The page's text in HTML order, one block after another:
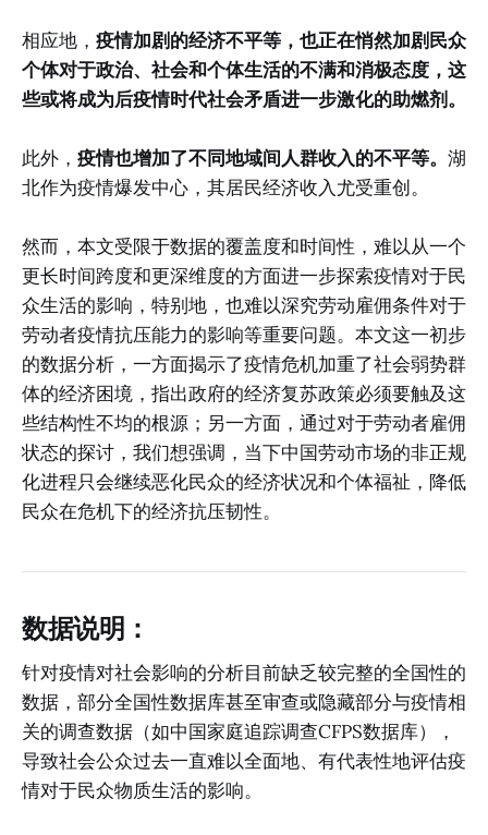
相应地， 疫情加剧的经济不平等，也正在悄然加剧民众
个体对于政治、社会和个体生活的不满和消极态度，这
些或将成为后疫情时代社会矛盾进一步激化的助燃剂。
此外， 疫情也增加了不同地域间人群收入的不平等。 湖
北作为疫情爆发中心，其居民经济收入尤受重创。
然而，本文受限于数据的覆盖度和时间性，难以从一个
更长时间跨度和更深维度的方面进一步探索疫情对于民
众生活的影响，特别地，也难以深究劳动雇佣条件对于
劳动者疫情抗压能力的影响等重要问题。本文这一初步
的数据分析，一方面揭示了疫情危机加重了社会弱势群
体的经济困境，指出政府的经济复苏政策必须要触及这
些结构性不均的根源；另一方面，通过对于劳动者雇佣
状态的探讨，我们想强调，当下中国劳动市场的非正规
化进程只会继续恶化民众的经济状况和个体福祉，降低
民众在危机下的经济抗压韧性。
数据说明：
针对疫情对社会影响的分析目前缺乏较完整的全国性的
数据，部分全国性数据库甚至审查或隐藏部分与疫情相
关的调查数据（如中国家庭追踪调查CFPS数据库），
导致社会公众过去一直难以全面地、有代表性地评估疫
情对于民众物质生活的影响。